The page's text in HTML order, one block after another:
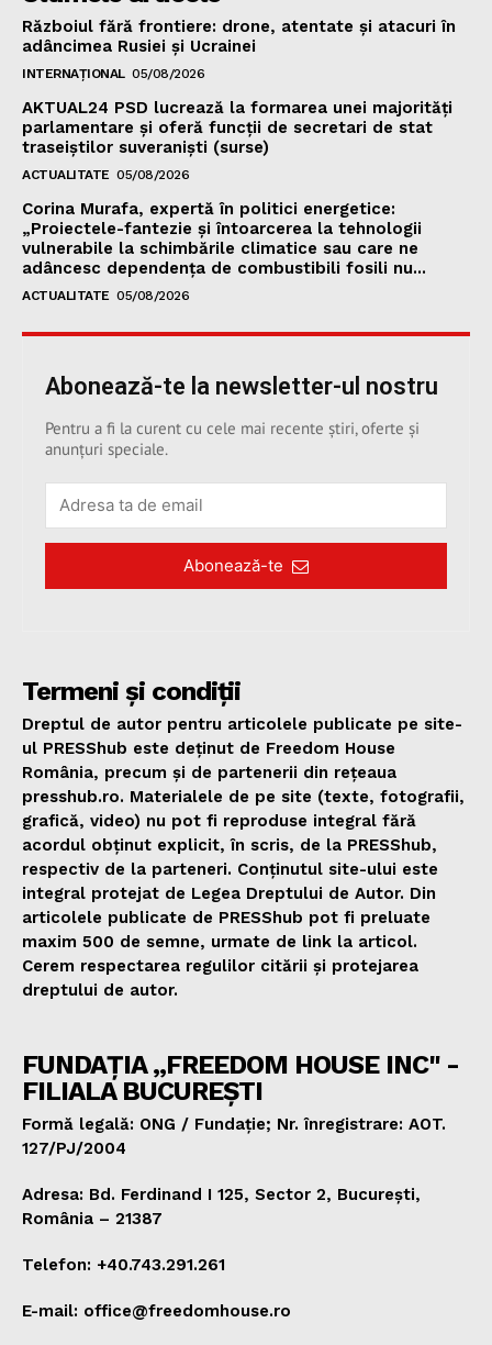
Războiul fără frontiere: drone, atentate și atacuri în
adâncimea Rusiei și Ucrainei
INTERNAȚIONAL 05/08/2026
AKTUAL24 PSD lucrează la formarea unei majorităţi
parlamentare și oferă funcții de secretari de stat
traseiștilor suveraniști (surse)
ACTUALITATE 05/08/2026
Corina Murafa, expertă în politici energetice:
„Proiectele-fantezie și întoarcerea la tehnologii
vulnerabile la schimbările climatice sau care ne
adâncesc dependența de combustibili fosili nu...
ACTUALITATE 05/08/2026
Abonează-te la newsletter-ul nostru
Pentru a fi la curent cu cele mai recente știri, oferte și
anunțuri speciale.
Abonează-te
Termeni și condiții
Dreptul de autor pentru articolele publicate pe site-
ul PRESShub este deținut de Freedom House
România, precum și de partenerii din rețeaua
presshub.ro. Materialele de pe site (texte, fotografii,
grafică, video) nu pot fi reproduse integral fără
acordul obținut explicit, în scris, de la PRESShub,
respectiv de la parteneri. Conținutul site-ului este
integral protejat de Legea Dreptului de Autor. Din
articolele publicate de PRESShub pot fi preluate
maxim 500 de semne, urmate de link la articol.
Cerem respectarea regulilor citării și protejarea
dreptului de autor.
FUNDAȚIA „FREEDOM HOUSE INC" -
FILIALA BUCUREȘTI
Formă legală: ONG / Fundație; Nr. înregistrare: AOT.
127/PJ/2004
Adresa: Bd. Ferdinand I 125, Sector 2, București,
România – 21387
Telefon: +40.743.291.261
E-mail: office@freedomhouse.ro